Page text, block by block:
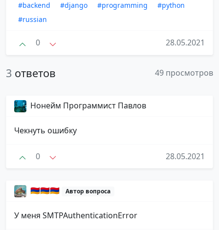
#backend #django #programming
#python
#russian
0 28.05.2021
3 ответов 49 просмотров
Нонейм Программист Павлов
Чекнуть ошибку
0 28.05.2021
🇦🇲🇦🇲🇦🇲 Автор вопроса
У меня SMTPAuthenticationError